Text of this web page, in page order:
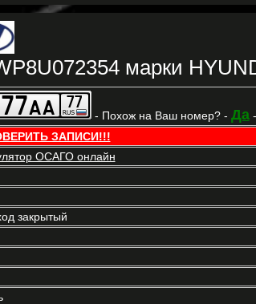
марки
- Похож на Ваш номер? - Да-
ЗАПИСИ!!!
ОСАГО онлайн
закрытый